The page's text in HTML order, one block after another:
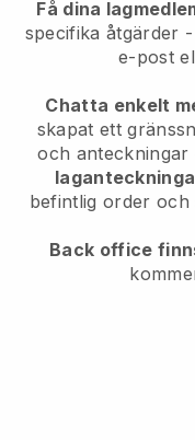
Få dina
specifika åtgärder
e-post
Chatta enkelt
skapat ett
och
befintlig order och
Back office